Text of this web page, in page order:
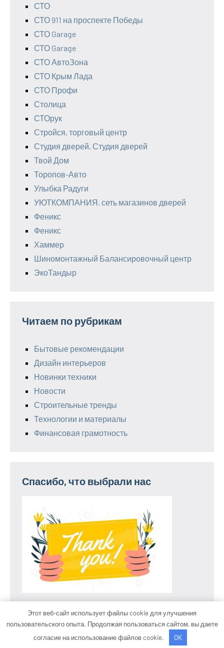
СТО
СТО 911 на проспекте Победы
СТО Garage
СТО Garage
СТО АвтоЗона
СТО Крым Лада
СТО Профи
Столица
СТОрук
Стройся, торговый центр
Студия дверей, Студия дверей
Твой Дом
Торопов-Авто
Улыбка Радуги
УЮТКОМПАНИЯ, сеть магазинов дверей
Феникс
Феникс
Хаммер
Шиномонтажный Балансировочный центр
ЭкоТандыр
Читаем по рубрикам
Бытовые рекомендации
Дизайн интерьеров
Новинки техники
Новости
Строительные тренды
Технологии и материалы
Финансовая грамотность
Спасибо, что выбрали нас
Тема WordPress: Occasio от ThemeZee.
Этот веб-сайт использует файлы cookie для улучшения
пользовательского опыта. Продолжая пользоваться сайтом, вы даете
согласие на использование файлов cookie.
OK